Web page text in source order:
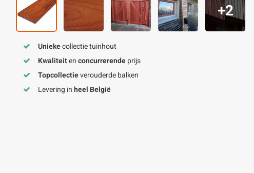
+2
Uniekecollectie tuinhout
Kwaliteitenconcurrerendeprijs
Topcollectieverouderde balken
Levering inheel België